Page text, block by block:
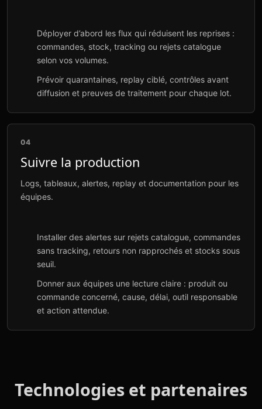
Déployer d’abord les flux qui réduisent les reprises :
commandes, stock, tracking ou rejets catalogue
selon vos volumes.
Prévoir quarantaines, replay ciblé, contrôles avant
diffusion et preuves de traitement pour chaque lot.
04
Suivre la production
Logs, tableaux, alertes, replay et documentation pour les
équipes.
Installer des alertes sur rejets catalogue, commandes
sans tracking, retours non rapprochés et stocks sous
seuil.
Donner aux équipes une lecture claire : produit ou
commande concerné, cause, délai, outil responsable
et action attendue.
Technologies et partenaires